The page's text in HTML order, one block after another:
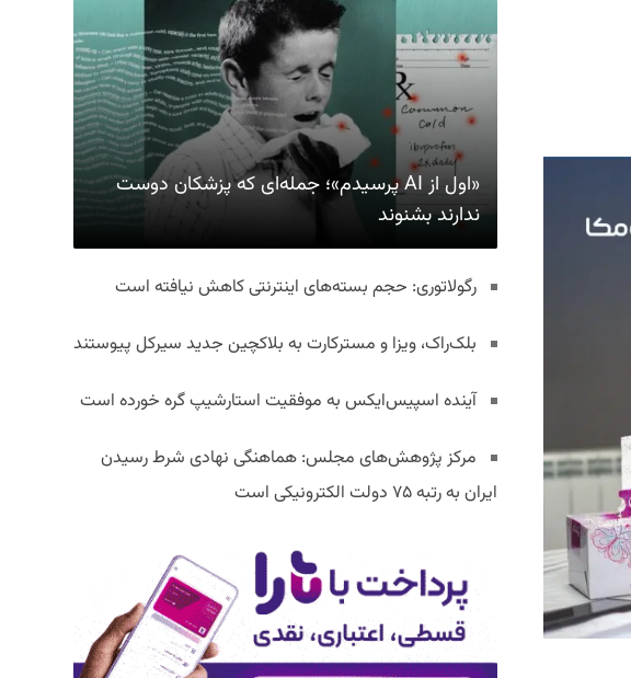
«اول از AI پرسیدم»؛ جمله‌ای که پزشکان دوست
ندارند بشنوند
رگولاتوری: حجم بسته‌های اینترنتی کاهش نیافته است
بلک‌راک، ویزا و مسترکارت به بلاکچین جدید سیرکل پیوستند
آینده اسپیس‌ایکس به موفقیت استارشیپ گره خورده است
مرکز پژوهش‌های مجلس: هماهنگی نهادی شرط رسیدن
ایران به رتبه ۷۵ دولت الکترونیکی است